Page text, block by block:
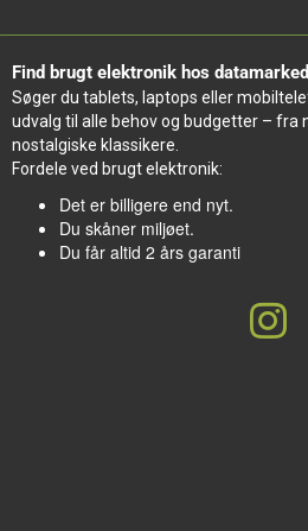
Find brugt elektronik hos
Søger du tablets, laptops eller
udvalg til alle behov og budgetter – fra
nostalgiske klassikere.
Fordele ved brugt elektronik:
Det er billigere end nyt.
Du skåner miljøet.
Du får altid 2 års garanti